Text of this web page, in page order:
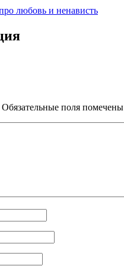
любовь и ненависть
Обязательные поля